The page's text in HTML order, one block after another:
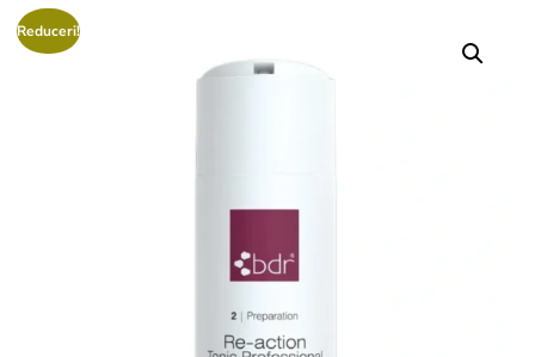
Reduceri!